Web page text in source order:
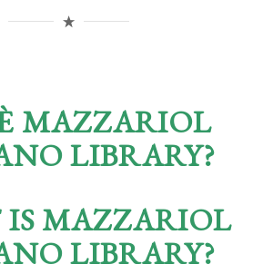
MAZZARIOL
LIBRARY?
MAZZARIOL
LIBRARY?